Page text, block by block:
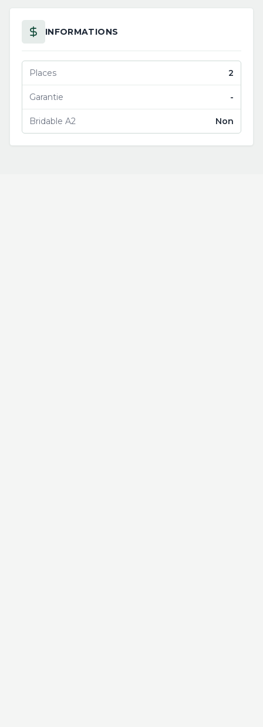
INFORMATIONS
Places 2
Garantie -
Bridable A2 Non